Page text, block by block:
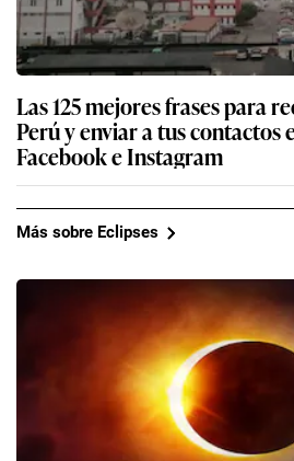
Las 125 mejores frases para
Perú y enviar a tus contactos
Facebook e Instagram
Más sobre Eclipses